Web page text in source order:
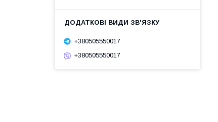
+380505550017
+380505550017